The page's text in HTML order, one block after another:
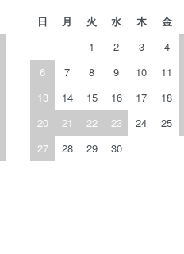
日 月 火 水 木 金
1
2 3 4
6
7 8 9 10 11
13
14 15 16 17 18
20
21 22 23 24 25
27
28 29 30